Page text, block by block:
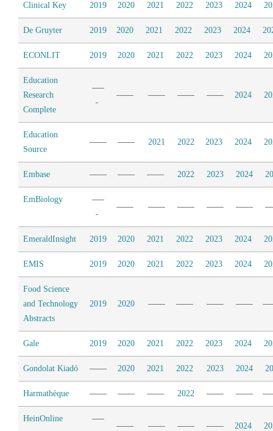
Clinical Key 2019 2020 2021 2022 2023 2024
De Gruyter 2019 2020 2021 2022 2023 2024
ECONLIT 2019 2020 2021 2022 2023 2024
Education
Research
Complete
2024
Education
Source
2021 2022 2023 2024
Embase 2022 2023 2024
EmBiology
EmeraldInsight 2019 2020 2021 2022 2023 2024
EMIS 2019 2020 2021 2022 2023 2024
Food Science
and Technology
Abstracts
2019 2020
Gale 2019 2020 2021 2022 2023 2024
Gondolat Kiadó 2020 2021 2022 2023 2024
Harmathèque 2022
HeinOnline
2024